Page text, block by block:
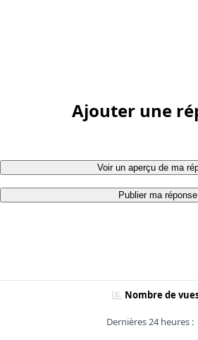
Ajouter une
Voir un aperçu de ma
Publier ma réponse
Nombre de
Dernières 24 heures :